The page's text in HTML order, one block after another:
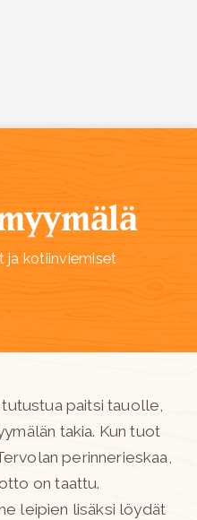
ja kotiinviemiset
tutustua paitsi tauolle,
takia. Kun tuot
perinnerieskaa,
on taattu.
leipien lisäksi löydät